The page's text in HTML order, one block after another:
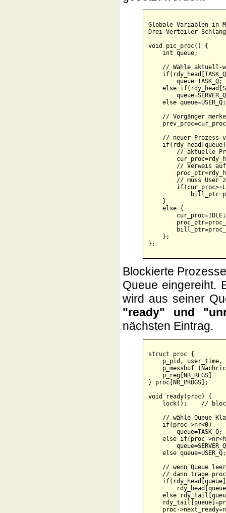
Globale Variablen in
Drei Verteiler-
void pic_proc() {
    int queue;
// Wähle
        queue=TASK_Q;
else
    else queue=USER_Q;
// Vorgänger
// neuer Prozess
// aktuelle
// Verweis
// muss User
    }
    else {
        cur_proc=IDLE;
    };
Blockierte
Queue eingereiht.
wird aus seiner
"ready" und
nächsten Eintrag.
struct proc {
p_pid, user_time,
p_messbuf
    p_reg[NR_REGS]
} proc[NR_PROGS];
void ready(proc) {
lock();    //
// wähle Queue-
    if(proc->nr<0)
        queue=TASK_Q;
else if(proc-
    else queue=USER_Q;
// wenn Queue
// dann trage
else
proc-